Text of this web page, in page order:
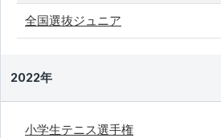
全国選抜ジュニア
2022年
小学生テニス選手権